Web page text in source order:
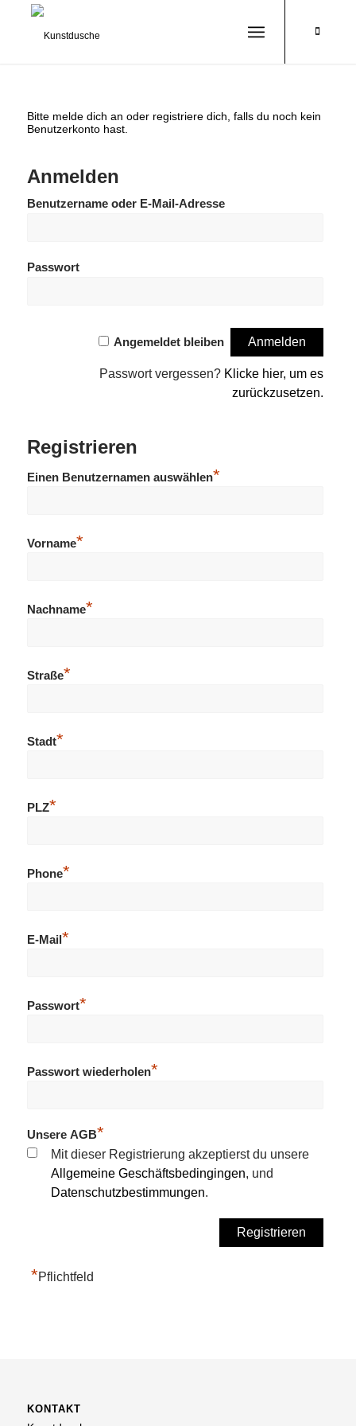
Bitte melde dich an oder registriere dich, falls du noch kein
Benutzerkonto hast.
Anmelden
Benutzername oder E-Mail-Adresse
Passwort
Angemeldet bleiben
Passwort vergessen? Klicke hier, um es
zurückzusetzen.
Registrieren
Einen Benutzernamen auswählen*
Vorname*
Nachname*
Straße*
Stadt*
PLZ*
Phone*
E-Mail *
Passwort*
Passwort wiederholen*
Unsere AGB*
Mit dieser Registrierung akzeptierst du unsere
Allgemeine Geschäftsbedingingen, und
Datenschutzbestimmungen.
*Pflichtfeld
KONTAKT